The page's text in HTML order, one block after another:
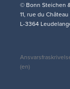
© Bonn Steichen
11, rue du Château
L-3364
Legal
(en)